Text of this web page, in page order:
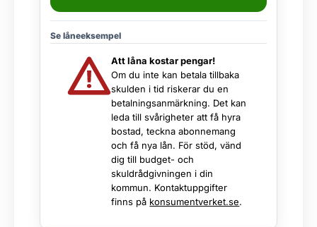
Se låneeksempel
Att låna kostar pengar!
Om du inte kan betala tillbaka
skulden i tid riskerar du en
betalningsanmärkning. Det kan
leda till svårigheter att få hyra
bostad, teckna abonnemang
och få nya lån. För stöd, vänd
dig till budget- och
skuldrådgivningen i din
kommun. Kontaktuppgifter
finns på konsumentverket.se.